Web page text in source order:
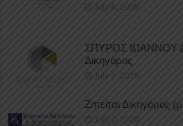
July 8, 2026
ΣΠΥΡΟΣ ΙΩΑΝΝΟΥ
Δικηγόρος
July 8, 2026
Ζητείται Δικηγόρος
July 7, 2026